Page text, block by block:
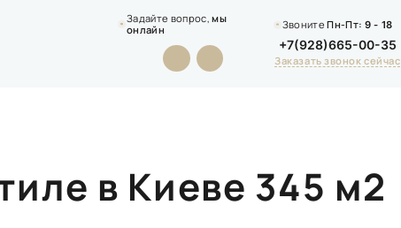
Задайте вопрос,мы
онлайн
ЗвонитеПн-Пт: 9 - 18
+7(928)665-00-35
Заказать звонок сейчас
в Киеве 345 м2